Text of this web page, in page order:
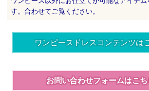
す。合わせてご覧ください。
ワンピースドレスコンテンツは
お問い合わせフォームはこ